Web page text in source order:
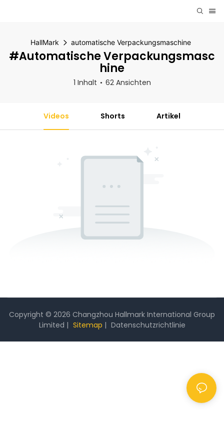
HallMark automatische Verpackungsmaschine
#automatische Verpackungsmasc
Hine
1 Inhalt 62 Ansichten
Videos Shorts Artikel
Copyright © 2026 Changzhou Hallmark International Group
Limited | Sitemap | Datenschutzrichtlinie